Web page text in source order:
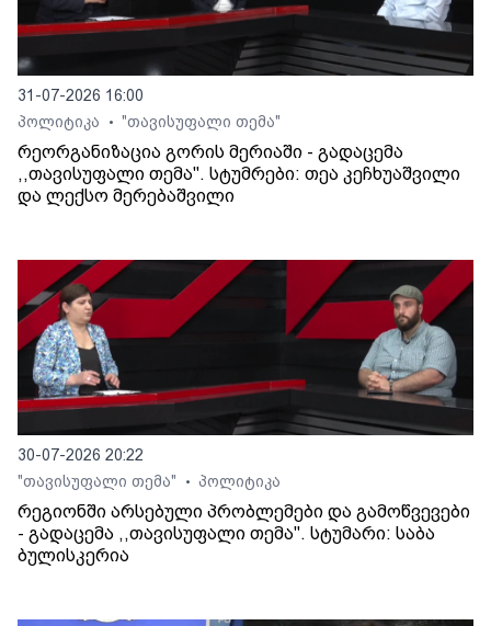
31-07-2026 16:00
პოლიტიკა
• "თავისუფალი თემა"
რეორგანიზაცია გორის მერიაში - გადაცემა
,,თავისუფალი თემა". სტუმრები: თეა კეჩხუაშვილი
და ლექსო მერებაშვილი
30-07-2026 20:22
"თავისუფალი თემა"
• პოლიტიკა
რეგიონში არსებული პრობლემები და გამოწვევები
- გადაცემა ,,თავისუფალი თემა". სტუმარი: საბა
ბულისკერია